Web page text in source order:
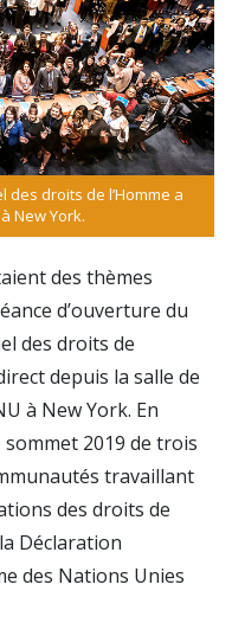
droits de l’Homme a
New York.
des thèmes
d’ouverture du
des droits de
depuis la salle de
à New York. En
sommet 2019 de trois
travaillant
des droits de
Déclaration
des Nations Unies